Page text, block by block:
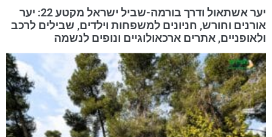
יער אשתאול ודרך בורמה-שביל ישראל מקטע 22: יער
אורנים וחורש, חניונים למשפחות וילדים, שבילים לרכב
ולאופניים, אתרים ארכאולוגיים ונופים לנשמה